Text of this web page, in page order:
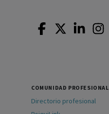
COMUNIDAD PROFESIONAL
Directorio profesional